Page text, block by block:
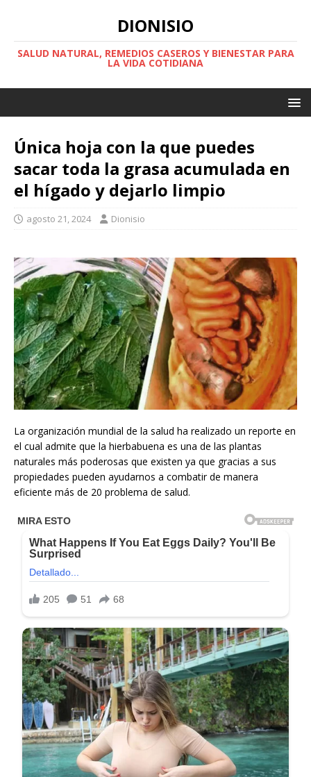
DIONISIO
SALUD NATURAL, REMEDIOS CASEROS Y BIENESTAR PARA
LA VIDA COTIDIANA
Única hoja con la que puedes
sacar toda la grasa acumulada en
el hígado y dejarlo limpio
agosto 21, 2024 Dionisio
La organización mundial de la salud ha realizado un reporte en
el cual admite que la hierbabuena es una de las plantas
naturales más poderosas que existen ya que gracias a sus
propiedades pueden ayudarnos a combatir de manera
eficiente más de 20 problema de salud.